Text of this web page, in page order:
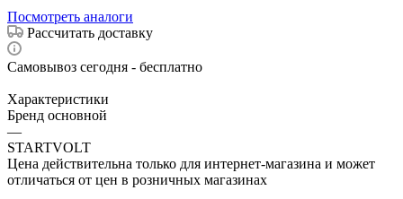
Посмотреть аналоги
Рассчитать доставку
Самовывоз сегодня - бесплатно
Характеристики
Бренд основной
—
STARTVOLT
Цена действительна только для интернет-магазина и может
отличаться от цен в розничных магазинах